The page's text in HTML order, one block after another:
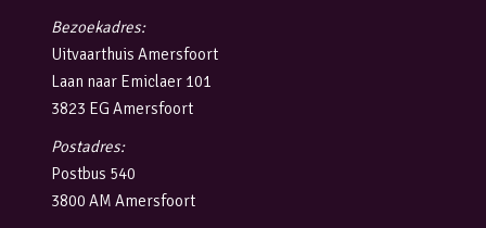
Bezoekadres:
Uitvaarthuis Amersfoort
Laan naar Emiclaer 101
3823 EG Amersfoort
Postadres:
Postbus 540
3800 AM Amersfoort